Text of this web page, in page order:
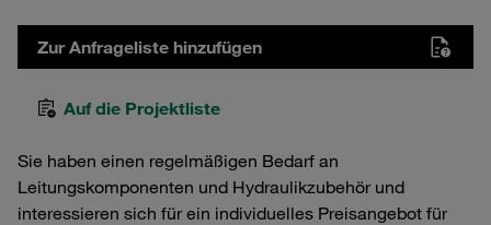
Zur Anfrageliste hinzufügen
Auf die Projektliste
Sie haben einen regelmäßigen Bedarf an
Leitungskomponenten und Hydraulikzubehör und
interessieren sich für ein individuelles Preisangebot für